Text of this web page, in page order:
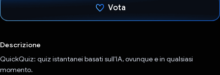
Vota
Descrizione
QuickQuiz: quiz istantanei basati sull'IA, ovunque e in qualsiasi
momento.